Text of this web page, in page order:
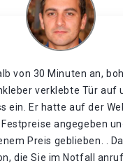
von 30 Minuten an,
verklebte Tür auf
ein. Er hatte auf der
angegeben
Preis geblieben. .
die Sie im Notfall